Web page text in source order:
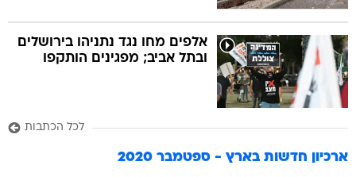
אלפים מחו נגד נתניהו בירושלים
ובתל אביב; מפגינים הותקפו
לכל הכתבות
ארכיון חדשות בארץ - ספטמבר 2020